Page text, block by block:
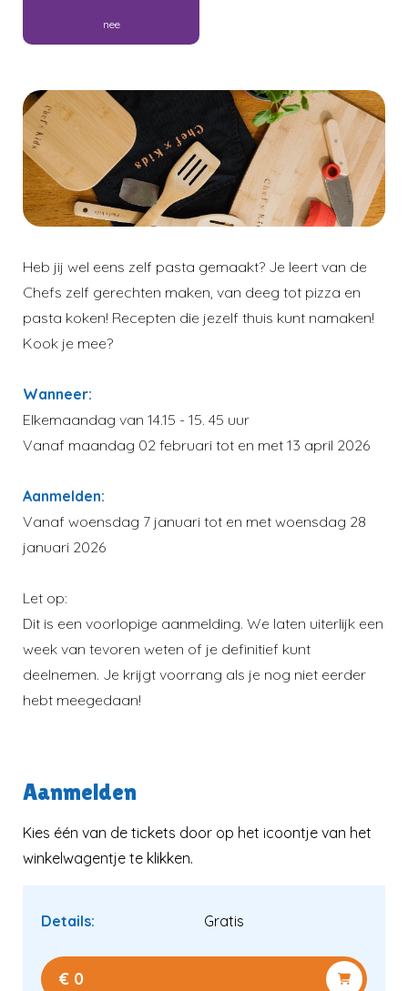
nee
Heb jij wel eens zelf pasta gemaakt? Je leert van de
Chefs zelf gerechten maken, van deeg tot pizza en
pasta koken! Recepten die jezelf thuis kunt namaken!
Kook je mee?
Wanneer:
Elkemaandag van 14.15 - 15. 45 uur
Vanaf maandag 02 februari tot en met 13 april 2026
Aanmelden:
Vanaf woensdag 7 januari tot en met woensdag 28
januari 2026
Let op:
Dit is een voorlopige aanmelding. We laten uiterlijk een
week van tevoren weten of je definitief kunt
deelnemen. Je krijgt voorrang als je nog niet eerder
hebt meegedaan!
Aanmelden
Kies één van de tickets door op het icoontje van het
winkelwagentje te klikken.
Details: Gratis
€ 0